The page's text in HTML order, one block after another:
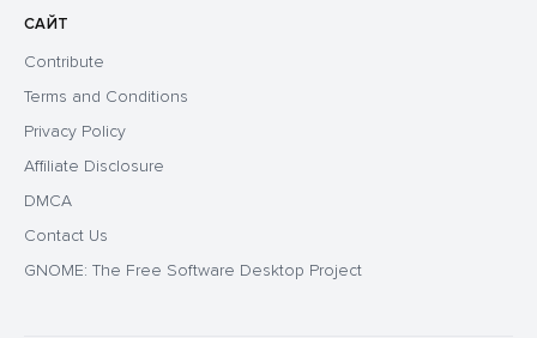
САЙТ
Contribute
Terms and Conditions
Privacy Policy
Affiliate Disclosure
DMCA
Contact Us
GNOME: The Free Software Desktop Project